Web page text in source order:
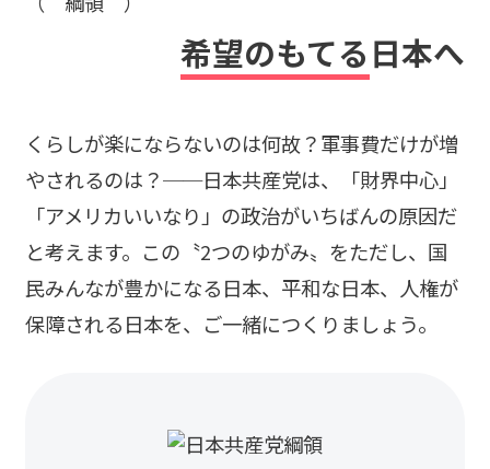
希望のもてる日本へ
くらしが楽にならないのは何故？軍事費だけが増
やされるのは？──日本共産党は、「財界中心」
「アメリカいいなり」の政治がいちばんの原因だ
と考えます。この〝2つのゆがみ〟をただし、国
民みんなが豊かになる日本、平和な日本、人権が
保障される日本を、ご一緒につくりましょう。